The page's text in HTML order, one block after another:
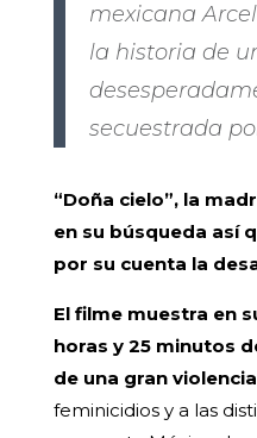
mexicana
la historia de
secuestrada
“Doña cielo”, la
en su búsqueda así
por su cuenta la
El filme muestra en
horas y 25 minutos
de una gran violencia
feminicidios y a las